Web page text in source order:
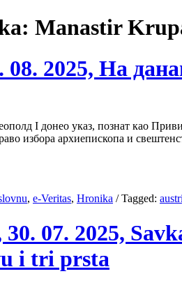
Manastir
08. 2025, На
I донео указ, познат као
избора архиепископа и
, e-Veritas, Hronika /Tagged:
30. 07. 2025,
i tri prsta